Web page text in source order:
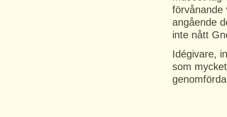
förvånande
angående
inte nått
Idégivare,
som